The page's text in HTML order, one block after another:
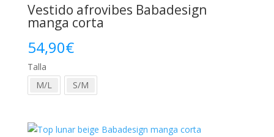
Vestido afrovibes Babadesign
manga corta
54,90€
Talla
M/L
S/M